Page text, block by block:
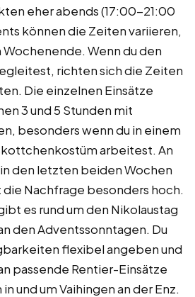
eher abends (17:00-21:00
können die Zeiten variieren,
Wenn du den
richten sich die Zeiten
Die einzelnen Einsätze
3 und 5 Stunden mit
besonders wenn du in einem
arbeitest. An
den letzten beiden Wochen
Nachfrage besonders hoch.
es rund um den Nikolaustag
den Adventssonntagen. Du
flexibel angeben und
passende Rentier-Einsätze
und um Vaihingen an der Enz.